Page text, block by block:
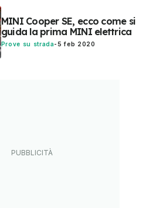
MINI Cooper SE, ecco come si
guida la prima MINI elettrica
Prove su strada-5 feb 2020